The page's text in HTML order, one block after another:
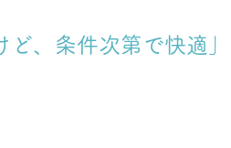
、条件次第で快適」